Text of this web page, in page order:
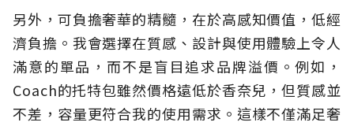
另外，可負擔奢華的精髓，在於高感知價值，低經
濟負擔。我會選擇在質感、設計與使用體驗上令人
滿意的單品，而不是盲目追求品牌溢價。例如，
Coach的托特包雖然價格遠低於香奈兒，但質感並
不差，容量更符合我的使用需求。這樣不僅滿足奢